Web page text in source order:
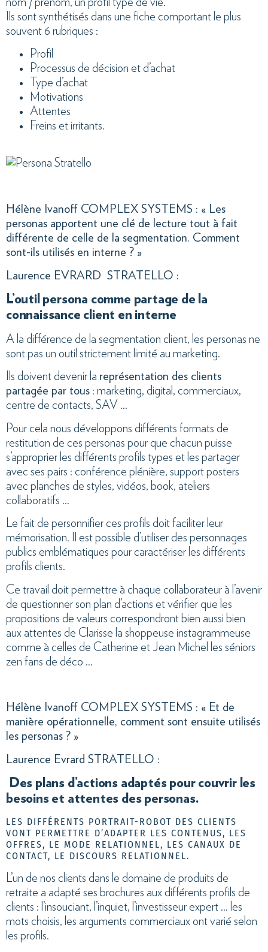
Ils sont synthétisés dans une fiche comportant le plus
souvent 6 rubriques :
Profil
Processus de décision et d’achat
Type d’achat
Motivations
Attentes
Freins et irritants.
Hélène Ivanoff COMPLEX SYSTEMS : « Les
personas apportent une clé de lecture tout à fait
différente de celle de la segmentation. Comment
sont-ils utilisés en interne ? »
Laurence EVRARD STRATELLO :
L’outil persona comme partage de la
connaissance client en interne
A la différence de la segmentation client, les personas ne
sont pas un outil strictement limité au marketing.
Ils doivent devenir la représentation des clients
partagée par tous : marketing, digital, commerciaux,
centre de contacts, SAV …
Pour cela nous développons différents formats de
restitution de ces personas pour que chacun puisse
s’approprier les différents profils types et les partager
avec ses pairs : conférence plénière, support posters
avec planches de styles, vidéos, book, ateliers
collaboratifs …
Le fait de personnifier ces profils doit faciliter leur
mémorisation. Il est possible d’utiliser des personnages
publics emblématiques pour caractériser les différents
profils clients.
Ce travail doit permettre à chaque collaborateur à l’avenir
de questionner son plan d’actions et vérifier que les
propositions de valeurs correspondront bien aussi bien
aux attentes de Clarisse la shoppeuse instagrammeuse
comme à celles de Catherine et Jean Michel les séniors
zen fans de déco …
Hélène Ivanoff COMPLEX SYSTEMS : « Et de
manière opérationnelle, comment sont ensuite utilisés
les personas ? »
Laurence Evrard STRATELLO :
Des plans d’actions adaptés pour couvrir les
besoins et attentes des personas.
LES DIFFÉRENTS PORTRAIT-ROBOT DES CLIENTS
VONT PERMETTRE D’ADAPTER LES CONTENUS, LES
OFFRES, LE MODE RELATIONNEL, LES CANAUX DE
CONTACT, LE DISCOURS RELATIONNEL.
L’un de nos clients dans le domaine de produits de
retraite a adapté ses brochures aux différents profils de
clients : l’insouciant, l’inquiet, l’investisseur expert … les
mots choisis, les arguments commerciaux ont varié selon
les profils.